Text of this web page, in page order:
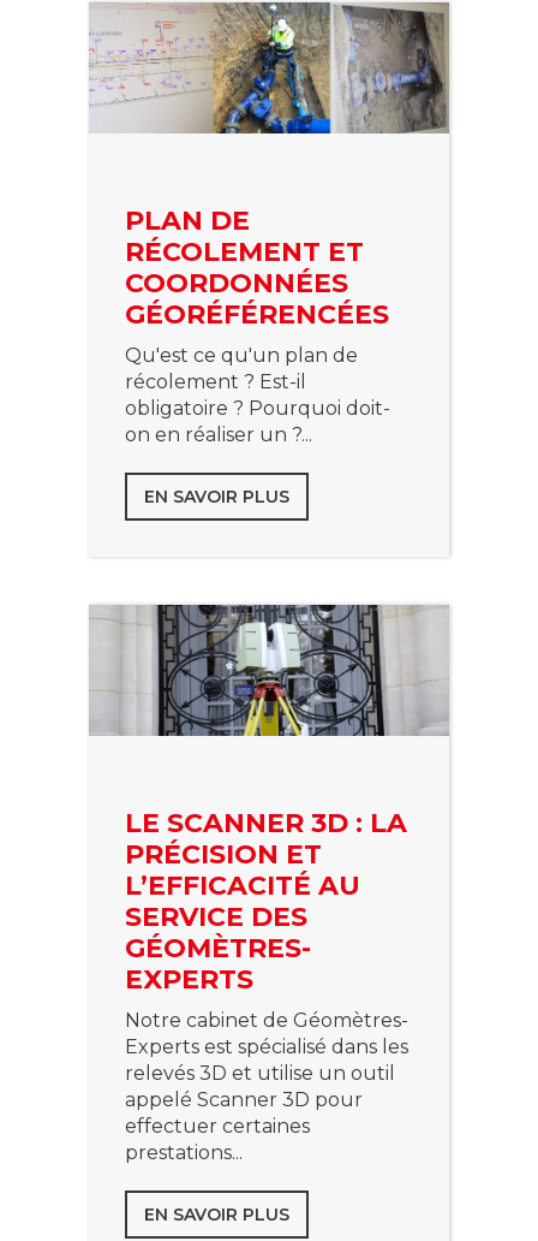
PLAN DE
RÉCOLEMENT ET
COORDONNÉES
GÉORÉFÉRENCÉES
Qu'est ce qu'un plan de
récolement ? Est-il
obligatoire ? Pourquoi doit-
on en réaliser un ?...
EN SAVOIR PLUS
LE SCANNER 3D : LA
PRÉCISION ET
L’EFFICACITÉ AU
SERVICE DES
GÉOMÈTRES-
EXPERTS
Notre cabinet de Géomètres-
Experts est spécialisé dans les
relevés 3D et utilise un outil
appelé Scanner 3D pour
effectuer certaines
prestations...
EN SAVOIR PLUS